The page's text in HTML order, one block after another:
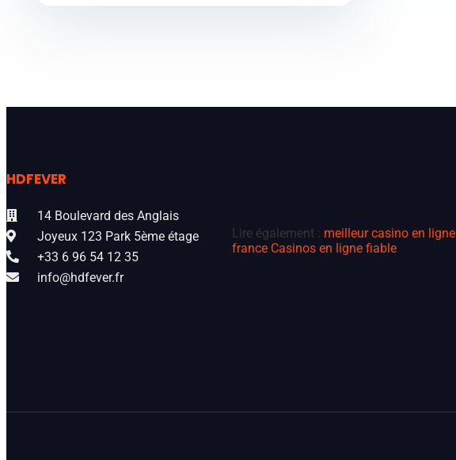
HDFEVER
14 Boulevard des Anglais
Joyeux 123 Park 5ème étage
+33 6 96 54 12 35
info@hdfever.fr
Lire également : meilleur casino en ligne
france Casinos en ligne fiable